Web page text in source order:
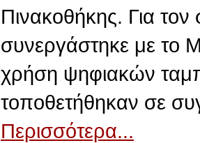
Πινακοθήκης. Για
συνεργάστηκε με το
χρήση ψηφιακών
τοποθετήθηκαν σε
Περισσότερα...